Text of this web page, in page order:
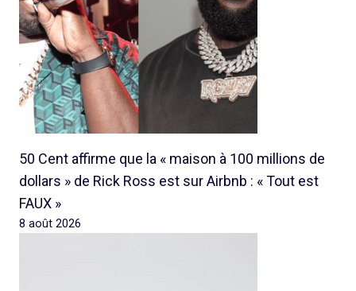
50 Cent affirme que la « maison à 100 millions de
dollars » de Rick Ross est sur Airbnb : « Tout est
FAUX »
8 août 2026